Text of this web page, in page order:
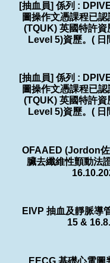
[抽血員] 係列 :
圖操作文憑課程已
(TQUK) 英國特許
Level 5)資歷。( 日
[抽血員] 係列 :
圖操作文憑課程已
(TQUK) 英國特許
Level 5)資歷。( 日
OFAAED (Jordon
臟去纖維性顫動法
EIVP 抽血及靜脈導
15 &
EECG 基礎心電圖